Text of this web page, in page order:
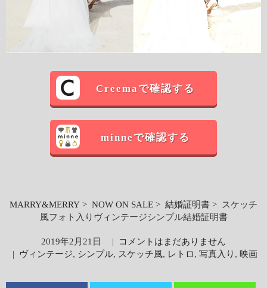
Creemaで確認する
minneで確認する
MARRY&MERRY > NOW ON SALE > 結婚証明書 > スケッチ
風フォト入りヴィンテージシンプル結婚証明書
2019年2月21日 |
コメントはまだありません
| ヴィンテージ, シンプル, スケッチ風, レトロ , 写真入り , 映画